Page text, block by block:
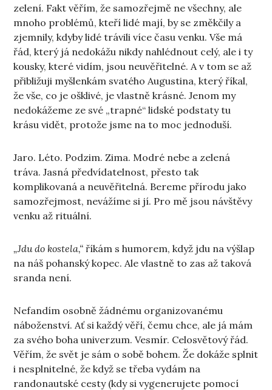
zelení. Fakt věřím, že samozřejmě ne všechny, ale
mnoho problémů, kteří lidé mají, by se změkčily a
zjemnily, kdyby lidé trávili více času venku. Vše má
řád, který já nedokážu nikdy nahlédnout celý, ale i ty
kousky, které vidím, jsou neuvěřitelné. A v tom se až
přibližuji myšlenkám svatého Augustina, který říkal,
že vše, co je ošklivé, je vlastně krásné. Jenom my
nedokážeme ze své „trapné“ lidské podstaty tu
krásu vidět, protože jsme na to moc jednoduší.
Jaro. Léto. Podzim. Zima. Modré nebe a zelená
tráva. Jasná předvídatelnost, přesto tak
komplikovaná a neuvěřitelná. Bereme přírodu jako
samozřejmost, nevážíme si jí. Pro mě jsou návštěvy
venku až rituální.
„Jdu do kostela,“ říkám s humorem, když jdu na výšlap
na náš pohanský kopec. Ale vlastně to zas až taková
sranda není.
Nefandím osobně žádnému organizovanému
náboženství. Ať si každý věří, čemu chce, ale já mám
za svého boha univerzum. Vesmír. Celosvětový řád.
Věřím, že svět je sám o sobě bohem. Že dokáže splnit
i nesplnitelné, že když se třeba vydám na
randonautské cesty (kdy si vygenerujete pomocí